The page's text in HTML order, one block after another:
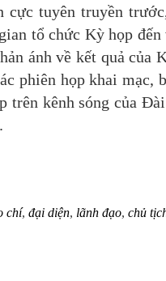
cực tuyên truyền
tổ chức Kỳ họp
ánh về kết quả của
phiên họp khai mạc,
trên kênh sóng của
chí, đại diện, lãnh đạo, chủ